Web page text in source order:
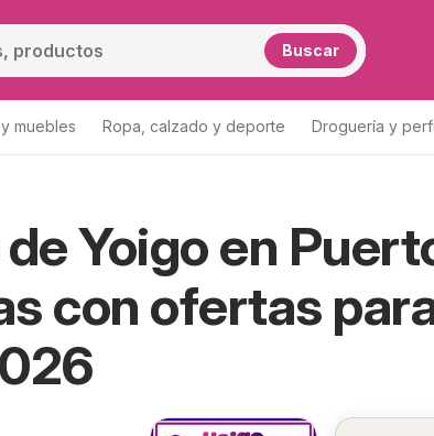
Buscar
muebles Ropa, calzado y deporte Droguería y
Yoigo en
con ofertas
Puerto Lumbreras